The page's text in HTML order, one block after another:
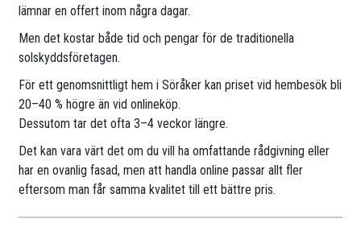
lämnar en offert inom några dagar.
Men det kostar både tid och pengar för de traditionella
solskyddsföretagen.
För ett genomsnittligt hem i Söråker kan priset vid hembesök bli
20–40 % högre än vid onlineköp.
Dessutom tar det ofta 3–4 veckor längre.
Det kan vara värt det om du vill ha omfattande rådgivning eller
har en ovanlig fasad, men att handla online passar allt fler
eftersom man får samma kvalitet till ett bättre pris.